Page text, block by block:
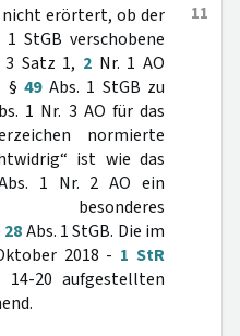
11
nicht erörtert, ob der
StGB verschobene
Satz 1, 2 Nr. 1 AO
§49Abs. 1 StGB zu
1 Nr. 3 AO für das
normierte
ist wie das
1 Nr. 2 AO ein
besonderes
28Abs. 1 StGB. Die im
2018 - 1 StR
20 aufgestellten